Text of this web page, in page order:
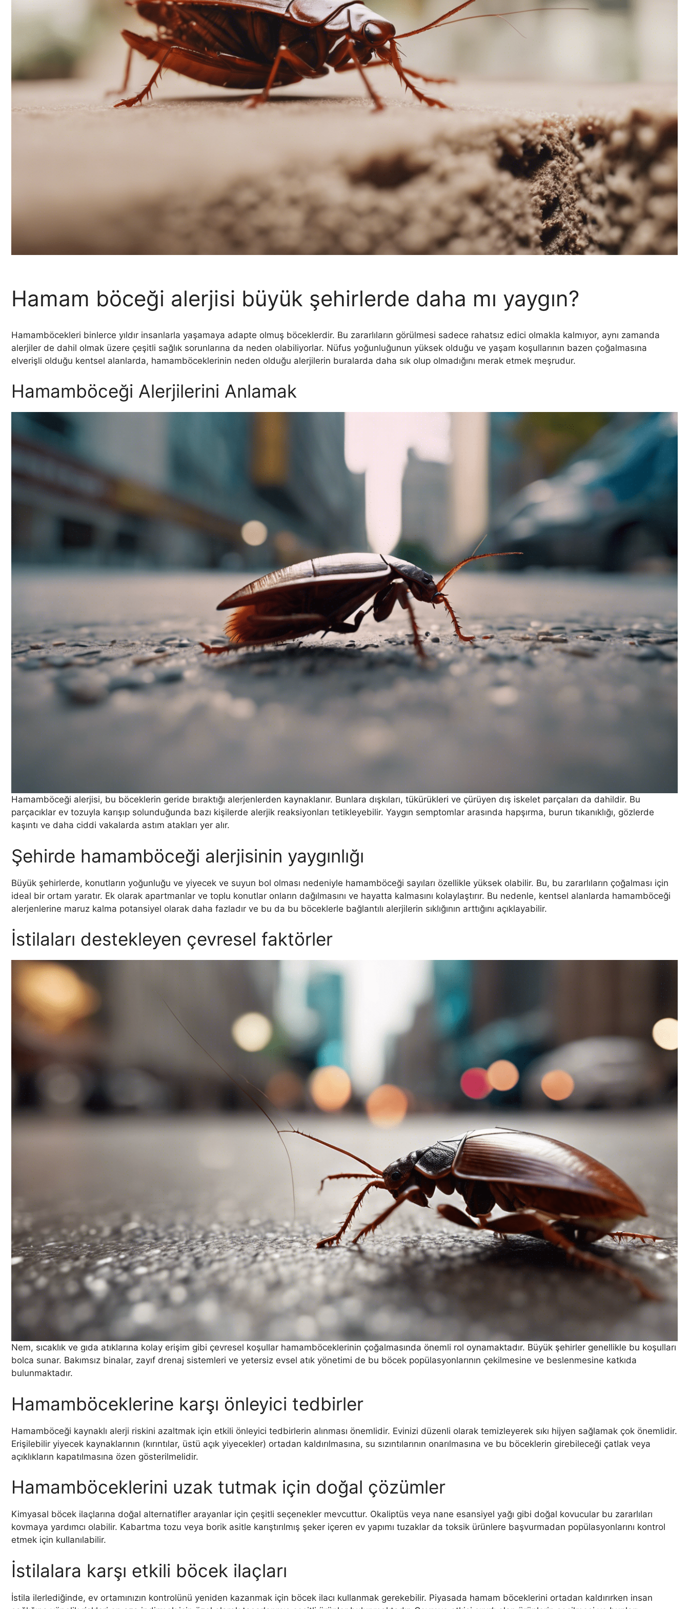
Hamam böceği alerjisi büyük şehirlerde daha mı yaygın?
Hamamböcekleri binlerce yıldır insanlarla yaşamaya adapte olmuş böceklerdir. Bu zararlıların görülmesi sadece rahatsız edici olmakla kalmıyor, aynı zamanda
alerjiler de dahil olmak üzere çeşitli sağlık sorunlarına da neden olabiliyorlar. Nüfus yoğunluğunun yüksek olduğu ve yaşam koşullarının bazen çoğalmasına
elverişli olduğu kentsel alanlarda, hamamböceklerinin neden olduğu alerjilerin buralarda daha sık olup olmadığını merak etmek meşrudur.
Hamamböceği Alerjilerini Anlamak
Hamamböceği alerjisi, bu böceklerin geride bıraktığı alerjenlerden kaynaklanır. Bunlara dışkıları, tükürükleri ve çürüyen dış iskelet parçaları da dahildir. Bu
parçacıklar ev tozuyla karışıp solunduğunda bazı kişilerde alerjik reaksiyonları tetikleyebilir. Yaygın semptomlar arasında hapşırma, burun tıkanıklığı, gözlerde
kaşıntı ve daha ciddi vakalarda astım atakları yer alır.
Şehirde hamamböceği alerjisinin yaygınlığı
Büyük şehirlerde, konutların yoğunluğu ve yiyecek ve suyun bol olması nedeniyle hamamböceği sayıları özellikle yüksek olabilir. Bu, bu zararlıların çoğalması için
ideal bir ortam yaratır. Ek olarak apartmanlar ve toplu konutlar onların dağılmasını ve hayatta kalmasını kolaylaştırır. Bu nedenle, kentsel alanlarda hamamböceği
alerjenlerine maruz kalma potansiyel olarak daha fazladır ve bu da bu böceklerle bağlantılı alerjilerin sıklığının arttığını açıklayabilir.
İstilaları destekleyen çevresel faktörler
Nem, sıcaklık ve gıda atıklarına kolay erişim gibi çevresel koşullar hamamböceklerinin çoğalmasında önemli rol oynamaktadır. Büyük şehirler genellikle bu koşulları
bolca sunar. Bakımsız binalar, zayıf drenaj sistemleri ve yetersiz evsel atık yönetimi de bu böcek popülasyonlarının çekilmesine ve beslenmesine katkıda
bulunmaktadır.
Hamamböceklerine karşı önleyici tedbirler
Hamamböceği kaynaklı alerji riskini azaltmak için etkili önleyici tedbirlerin alınması önemlidir. Evinizi düzenli olarak temizleyerek sıkı hijyen sağlamak çok önemlidir.
Erişilebilir yiyecek kaynaklarının (kırıntılar, üstü açık yiyecekler) ortadan kaldırılmasına, su sızıntılarının onarılmasına ve bu böceklerin girebileceği çatlak veya
açıklıkların kapatılmasına özen gösterilmelidir.
Hamamböceklerini uzak tutmak için doğal çözümler
Kimyasal böcek ilaçlarına doğal alternatifler arayanlar için çeşitli seçenekler mevcuttur. Okaliptüs veya nane esansiyel yağı gibi doğal kovucular bu zararlıları
kovmaya yardımcı olabilir. Kabartma tozu veya borik asitle karıştırılmış şeker içeren ev yapımı tuzaklar da toksik ürünlere başvurmadan popülasyonlarını kontrol
etmek için kullanılabilir.
İstilalara karşı etkili böcek ilaçları
İstila ilerlediğinde, ev ortamınızın kontrolünü yeniden kazanmak için böcek ilacı kullanmak gerekebilir. Piyasada hamam böceklerini ortadan kaldırırken insan